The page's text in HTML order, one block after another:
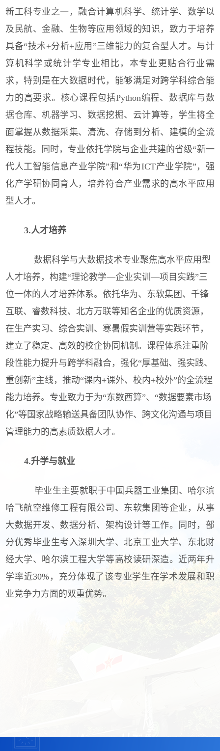
新工科专业之一，融合计算机科学、统计学、数学以
及民航、金融、生物等应用领域的知识，致力于培养
具备“技术+分析+应用”三维能力的复合型人才。与计
算机科学或统计学专业相比，本专业更贴合行业需
求，特别是在大数据时代，能够满足对跨学科综合能
力的高要求。核心课程包括Python编程、数据库与数
据仓库、机器学习、数据挖掘、云计算等，学生将全
面掌握从数据采集、清洗、存储到分析、建模的全流
程技能。同时，专业依托学院与企业共建的省级“新一
代人工智能信息产业学院”和“华为ICT产业学院”，强
化产学研协同育人，培养符合产业需求的高水平应用
型人才。
3.人才培养
数据科学与大数据技术专业聚焦高水平应用型
人才培养，构建“理论教学—企业实训—项目实践”三
位一体的人才培养体系。依托华为、东软集团、千锋
互联、睿数科技、北方万联等知名企业的优质资源，
在生产实习、综合实训、寒暑假实训营等实践环节，
建立了稳定、高效的校企协同机制。课程体系注重阶
段性能力提升与跨学科融合，强化“厚基础、强实践、
重创新”主线，推动“课内+课外、校内+校外”的全流程
能力培养。专业致力于为“东数西算”、“数据要素市场
化”等国家战略输送具备团队协作、跨文化沟通与项目
管理能力的高素质数据人才。
4.升学与就业
毕业生主要就职于中国兵器工业集团、哈尔滨
哈飞航空维修工程有限公司、东软集团等企业，从事
大数据开发、数据分析、架构设计等工作。同时，部
分优秀毕业生考入深圳大学、北京工业大学、东北财
经大学、哈尔滨工程大学等高校读研深造。近两年升
学率近30%， 充分体现了该专业学生在学术发展和职
业竞争力方面的双重优势。